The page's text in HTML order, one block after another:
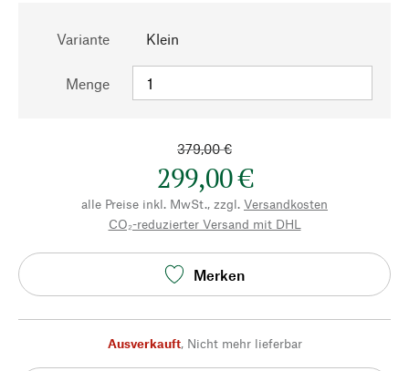
Variante Klein
Menge
379,00 €
299,00 €
alle Preise inkl. MwSt., zzgl. Versandkosten
CO₂-reduzierter Versand mit DHL
Merken
Ausverkauft, Nicht mehr lieferbar